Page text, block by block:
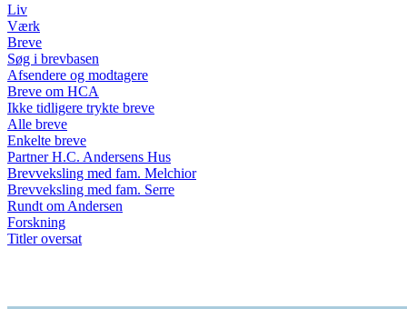
Liv
Værk
Breve
Søg i brevbasen
Afsendere og modtagere
Breve om HCA
Ikke tidligere trykte breve
Alle breve
Enkelte breve
Partner H.C. Andersens Hus
Brevveksling med fam. Melchior
Brevveksling med fam. Serre
Rundt om Andersen
Forskning
Titler oversat